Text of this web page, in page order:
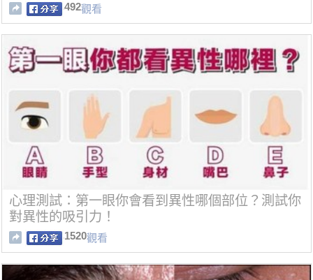
492觀看
心理測試：第一眼你會看到異性哪個部位？測試你
對異性的吸引力！
1520觀看